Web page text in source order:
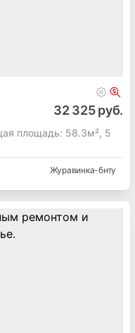
32 325 руб.
площадь: 58.3м², 5
Журавинка-бнту